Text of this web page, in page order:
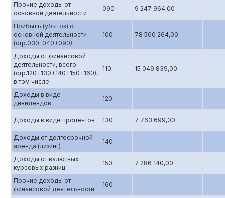
Прочие доходы от
основной деятельности
090 9 247 964,00
Прибыль (убыток) от
основной деятельности
(стр.0З0-040+090)
100 78 500 264,00
Доходы от финансовой
деятельности, всего
(стр.120+130+140+150+160),
в том числе:
110 15 049 839,00
Доходы в виде
дивидендов
120
Доходы в виде процентов 130 7 763 699,00
Доходы от долгосрочной
аренда (лизинг)
140
Доходы от валютных
курсовых разниц
150 7 286 140,00
Прочие доходы от
финансовой деятельности
160